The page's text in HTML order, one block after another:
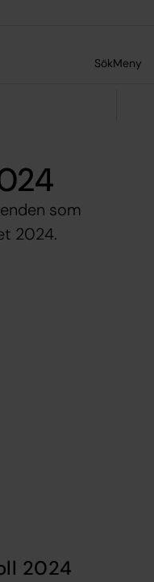
SökMeny
som
2024.
2024